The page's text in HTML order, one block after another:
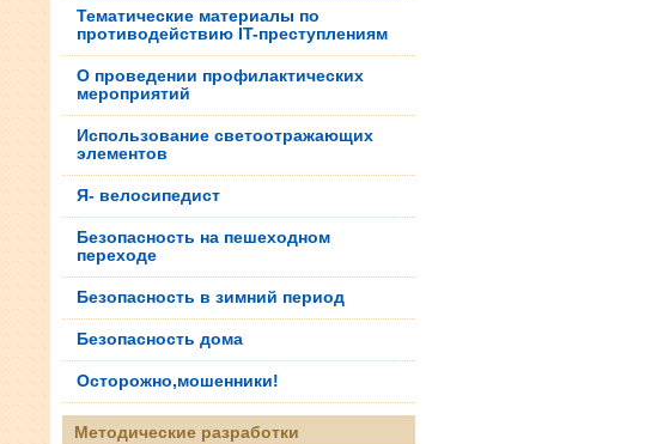
Тематические материалы по
противодействию IT-преступлениям
О проведении профилактических
мероприятий
Использование светоотражающих
элементов
Я- велосипедист
Безопасность на пешеходном
переходе
Безопасность в зимний период
Безопасность дома
Осторожно,мошенники!
Методические разработки